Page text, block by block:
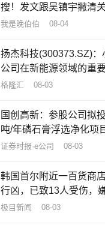
搜！发文跟吴镇宇撇清
议
我是晚伯伯 08-04
扬杰科技(300373.SZ)：
公司在新能源领域的重
格隆汇 08-03
国创高新：参股公司拟
吨/年磷石膏浮选净化项
证券时报·e公司 08-03
韩国首尔附近一百货商
行凶，已致13人受伤，
已确认
极目新闻 08-03